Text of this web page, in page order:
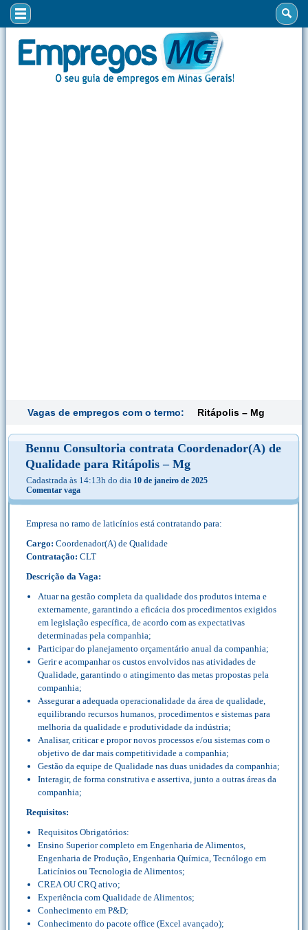
Vagas de empregos com o termo: Ritápolis – Mg
Bennu Consultoria contrata Coordenador(A) de
Qualidade para Ritápolis – Mg
Cadastrada às 14:13h do dia 10 de janeiro de 2025
Comentar vaga
Empresa no ramo de laticínios está contratando para:
Cargo: Coordenador(A) de Qualidade
Contratação: CLT
Descrição da Vaga:
Atuar na gestão completa da qualidade dos produtos interna e
externamente, garantindo a eficácia dos procedimentos exigidos
em legislação específica, de acordo com as expectativas
determinadas pela companhia;
Participar do planejamento orçamentário anual da companhia;
Gerir e acompanhar os custos envolvidos nas atividades de
Qualidade, garantindo o atingimento das metas propostas pela
companhia;
Assegurar a adequada operacionalidade da área de qualidade,
equilibrando recursos humanos, procedimentos e sistemas para
melhoria da qualidade e produtividade da indústria;
Analisar, criticar e propor novos processos e/ou sistemas com o
objetivo de dar mais competitividade a companhia;
Gestão da equipe de Qualidade nas duas unidades da companhia;
Interagir, de forma construtiva e assertiva, junto a outras áreas da
companhia;
Requisitos:
Requisitos Obrigatórios:
Ensino Superior completo em Engenharia de Alimentos,
Engenharia de Produção, Engenharia Química, Tecnólogo em
Laticínios ou Tecnologia de Alimentos;
CREA OU CRQ ativo;
Experiência com Qualidade de Alimentos;
Conhecimento em P&D;
Conhecimento do pacote office (Excel avançado);